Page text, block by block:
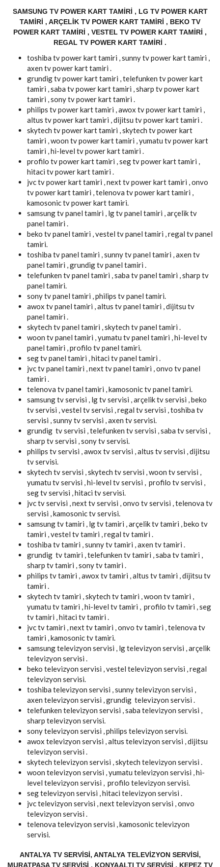
SAMSUNG TV POWER KART TAMIRI , LG TV POWER KART
TAMIRI , ARÇELIK TV POWER KART TAMIRI , BEKO TV
POWER KART TAMIRI , VESTEL TV POWER KART TAMIRI ,
REGAL TV POWER KART TAMIRI .
toshiba tv power kart tamiri , sunny tv power kart tamiri ,
axen tv power kart tamiri .
grundig tv power kart tamiri , telefunken tv power kart
tamiri , saba tv power kart tamiri , sharp tv power kart
tamiri , sony tv power kart tamiri .
philips tv power kart tamiri , awox tv power kart tamiri ,
altus tv power kart tamiri , dijitsu tv power kart tamiri .
skytech tv power kart tamiri , skytech tv power kart
tamiri , woon tv power kart tamiri , yumatu tv power kart
tamiri , hi-level tv power kart tamiri .
profilo tv power kart tamiri , seg tv power kart tamiri ,
hitaci tv power kart tamiri .
jvc tv power kart tamiri , next tv power kart tamiri , onvo
tv power kart tamiri , telenova tv power kart tamiri ,
kamosonic tv power kart tamiri.
samsung tv panel tamiri , lg tv panel tamiri , arçelik tv
panel tamiri .
beko tv panel tamiri , vestel tv panel tamiri , regal tv panel
tamiri.
toshiba tv panel tamiri , sunny tv panel tamiri , axen tv
panel tamiri , grundig tv panel tamiri .
telefunken tv panel tamiri , saba tv panel tamiri , sharp tv
panel tamiri.
sony tv panel tamiri , philips tv panel tamiri.
awox tv panel tamiri , altus tv panel tamiri , dijitsu tv
panel tamiri .
skytech tv panel tamiri , skytech tv panel tamiri .
woon tv panel tamiri , yumatu tv panel tamiri , hi-level tv
panel tamiri , profilo tv panel tamiri.
seg tv panel tamiri , hitaci tv panel tamiri .
jvc tv panel tamiri , next tv panel tamiri , onvo tv panel
tamiri .
telenova tv panel tamiri , kamosonic tv panel tamiri.
samsung tv servisi , lg tv servisi , arçelik tv servisi , beko
tv servisi , vestel tv servisi , regal tv servisi , toshiba tv
servisi , sunny tv servisi , axen tv servisi.
grundig tv servisi , telefunken tv servisi , saba tv servisi ,
sharp tv servisi , sony tv servisi.
philips tv servisi , awox tv servisi , altus tv servisi , dijitsu
tv servisi.
skytech tv servisi , skytech tv servisi , woon tv servisi ,
yumatu tv servisi , hi-level tv servisi , profilo tv servisi ,
seg tv servisi , hitaci tv servisi.
jvc tv servisi , next tv servisi , onvo tv servisi , telenova tv
servisi , kamosonic tv servisi.
samsung tv tamiri , lg tv tamiri , arçelik tv tamiri , beko tv
tamiri , vestel tv tamiri , regal tv tamiri .
toshiba tv tamiri , sunny tv tamiri , axen tv tamiri .
grundig tv tamiri , telefunken tv tamiri , saba tv tamiri ,
sharp tv tamiri , sony tv tamiri .
philips tv tamiri , awox tv tamiri , altus tv tamiri , dijitsu tv
tamiri .
skytech tv tamiri , skytech tv tamiri , woon tv tamiri ,
yumatu tv tamiri , hi-level tv tamiri , profilo tv tamiri , seg
tv tamiri , hitaci tv tamiri .
jvc tv tamiri , next tv tamiri , onvo tv tamiri , telenova tv
tamiri , kamosonic tv tamiri.
samsung televizyon servisi , lg televizyon servisi , arçelik
televizyon servisi .
beko televizyon servisi , vestel televizyon servisi , regal
televizyon servisi.
toshiba televizyon servisi , sunny televizyon servisi ,
axen televizyon servisi , grundig televizyon servisi .
telefunken televizyon servisi , saba televizyon servisi ,
sharp televizyon servisi.
sony televizyon servisi , philips televizyon servisi.
awox televizyon servisi , altus televizyon servisi , dijitsu
televizyon servisi .
skytech televizyon servisi , skytech televizyon servisi .
woon televizyon servisi , yumatu televizyon servisi , hi-
level televizyon servisi , profilo televizyon servisi.
seg televizyon servisi , hitaci televizyon servisi .
jvc televizyon servisi , next televizyon servisi , onvo
televizyon servisi .
telenova televizyon servisi , kamosonic televizyon
servisi.
ANTALYA TV SERVISI, ANTALYA TELEVIZYON SERVISI,
MURATPAŞA TV SERVISI , KONYAALTI TV SERVISI , KEPEZ TV